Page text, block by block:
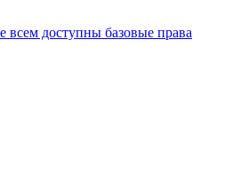
всем доступны базовые права